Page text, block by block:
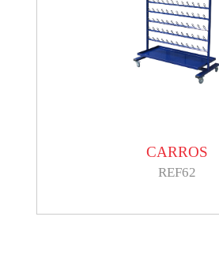
CARROS
REF62